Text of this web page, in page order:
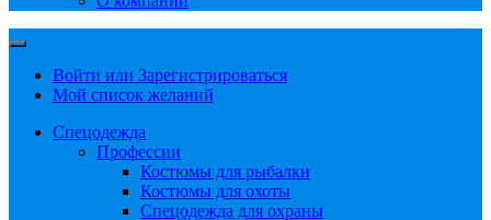
Войти или Зарегистрироваться
Мой список желаний
Спецодежда
Профессии
Костюмы для рыбалки
Костюмы для охоты
Спецодежда для охраны